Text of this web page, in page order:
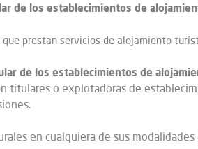
de los establecimientos de
prestan servicios de alojamiento
de los establecimientos de
titulares o explotadoras de
en cualquiera de sus modalidades